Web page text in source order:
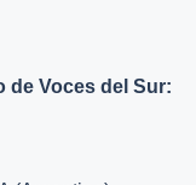
de Voces del Sur: